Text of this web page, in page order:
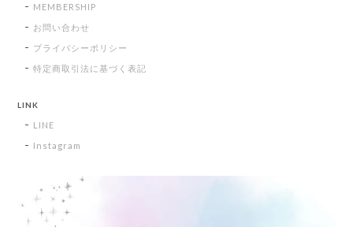
MEMBERSHIP
お問い合わせ
プライバシーポリシー
特定商取引法に基づく表記
LINK
LINE
Instagram